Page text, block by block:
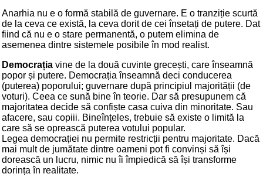
Anarhia nu e o formă stabilă de guvernare. E o tranziție scurtă
de la ceva ce există, la ceva dorit de cei însetați de putere. Dat
fiind că nu e o stare permanentă, o putem elimina de
asemenea dintre sistemele posibile în mod realist.
Democrația vine de la două cuvinte grecești, care înseamnă
popor și putere. Democrația înseamnă deci conducerea
(puterea) poporului; guvernare după principiul majorității (de
voturi). Ceea ce sună bine în teorie. Dar să presupunem că
majoritatea decide să confiște casa cuiva din minoritate. Sau
afacere, sau copiii. Bineînțeles, trebuie să existe o limită la
care să se oprească puterea votului popular.
Legea democrației nu permite restricții pentru majoritate. Dacă
mai mult de jumătate dintre oameni pot fi convinși să își
dorească un lucru, nimic nu îi împiedică să își transforme
dorința în realitate.